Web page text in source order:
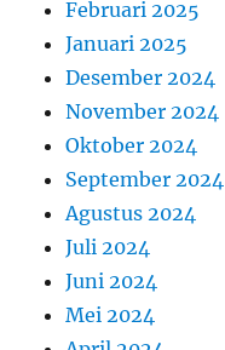
Februari 2025
Januari 2025
Desember 2024
November 2024
Oktober 2024
September 2024
Agustus 2024
Juli 2024
Juni 2024
Mei 2024